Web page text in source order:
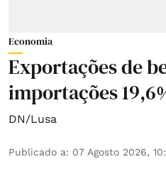
Economia
Exportações de
importações
DN/Lusa
Publicado a: 07 Agosto 2026,